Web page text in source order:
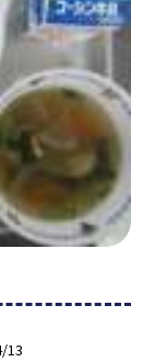
13